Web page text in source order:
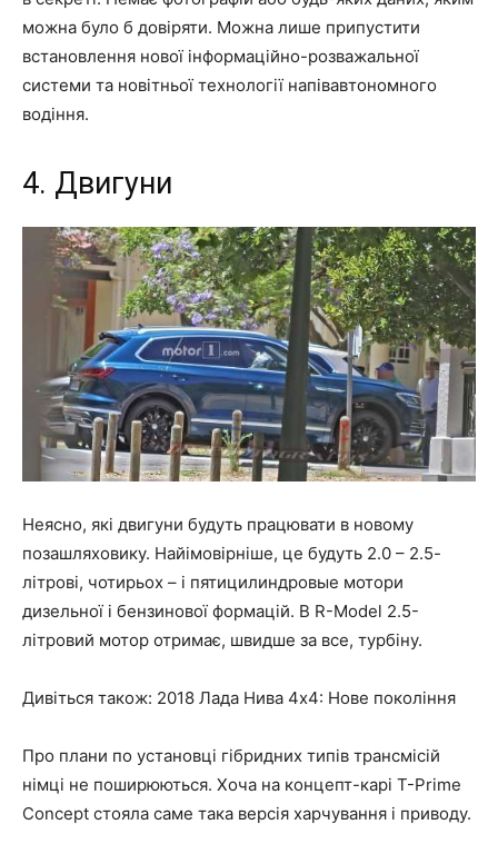
можна було б довіряти. Можна лише припустити
встановлення нової інформаційно-розважальної
системи та новітньої технології напівавтономного
водіння.
4. Двигуни
Неясно, які двигуни будуть працювати в новому
позашляховику. Найімовірніше, це будуть 2.0 – 2.5-
літрові, чотирьох – і пятицилиндровые мотори
дизельної і бензинової формацій. В R-Model 2.5-
літровий мотор отримає, швидше за все, турбіну.
Дивіться також: 2018 Лада Нива 4х4: Нове покоління
Про плани по установці гібридних типів трансмісій
німці не поширюються. Хоча на концепт-карі T-Prime
Concept стояла саме така версія харчування і приводу.